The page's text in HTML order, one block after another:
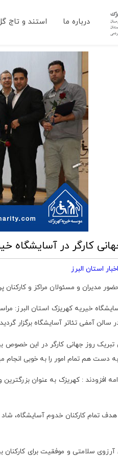
درباره ما استند و تاج
کارگر در آسایشگاه
اخبار استان البرز
مدیران و مسئولان مراکز و کارکنان
خیریه کهریزک استان البرز:
روز جهانی کارگر در این خصوص
هم تمام امور را به خوبی انجام
افزودند : کهریزک به عنوان
تمام کارکنان خدوم آسایشگاه،